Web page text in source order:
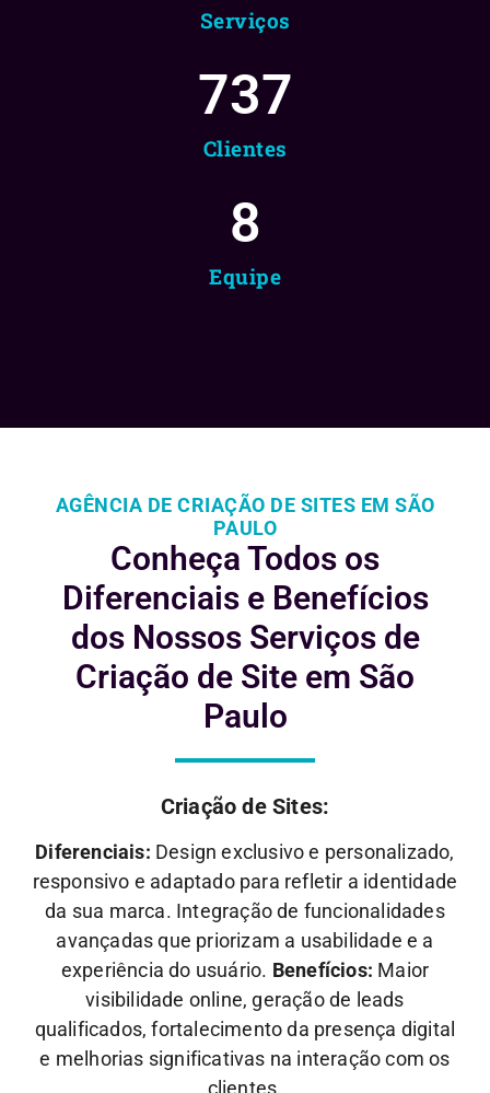
Serviços
Clientes
737
Equipe
8
AGÊNCIA DE CRIAÇÃO DE SITES EM SÃO
PAULO
Conheça Todos os
Diferenciais e Benefícios
dos Nossos Serviços de
Criação de Site em São
Paulo
Criação de Sites:
Diferenciais: Design exclusivo e personalizado,
responsivo e adaptado para refletir a identidade
da sua marca. Integração de funcionalidades
avançadas que priorizam a usabilidade e a
experiência do usuário. Benefícios: Maior
visibilidade online, geração de leads
qualificados, fortalecimento da presença digital
e melhorias significativas na interação com os
clientes.